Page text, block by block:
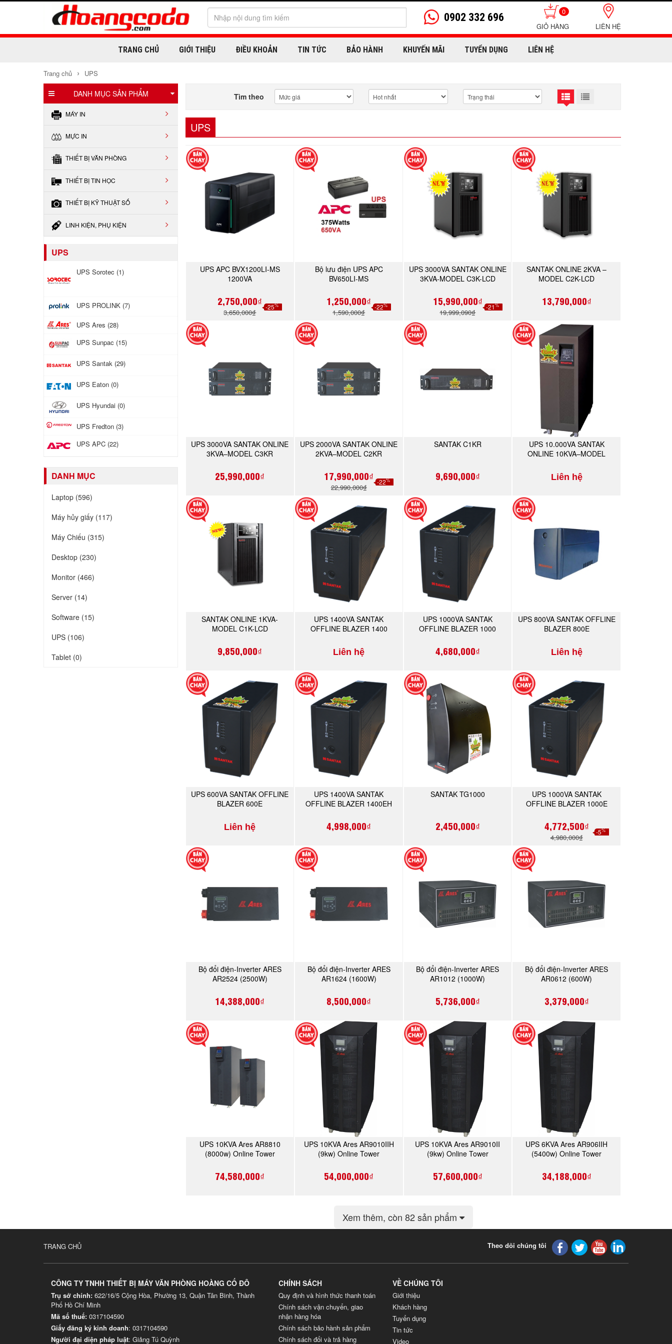
0
0902 332 696
LIÊN HỆ
TRANG CHỦ GIỚI THIỆU ĐIỀU KHOẢN TIN TỨC BẢO HÀNH KHUYẾN MÃI TUYỂN DỤNG LIÊN HỆ
Trang chủ › UPS
DANH MỤC SẢN PHẨM
MÁY IN
MỰC IN
THIẾT BỊ VĂN PHÒNG
THIẾT BỊ TIN HỌC
THIẾT BỊ KỸ THUẬT SỐ
LINH KIỆN, PHỤ KIỆN
UPS
UPS Sorotec (1)
UPS PROLINK (7)
UPS Ares (28)
UPS Sunpac (15)
UPS Santak (29)
UPS Eaton (0)
UPS Hyundai (0)
UPS Fredton (3)
UPS APC (22)
DANH MỤC
Laptop (596)
Máy hủy giấy (117)
Máy Chiếu (315)
Desktop (230)
Monitor (466)
Server (14)
Software (15)
UPS (106)
Tablet (0)
Tìm theo
UPS
UPS APC BVX1200LI-MS
1200VA
2,750,000₫
3,650,000₫
-25%
MUA NGAY
Bộ lưu điện UPS APC
BV650LI-MS
1,250,000₫
1,590,000₫
-22%
MUA NGAY
UPS 3000VA SANTAK ONLINE
3KVA-MODEL C3K-LCD
15,990,000₫
19,999,090₫
-21%
MUA NGAY
SANTAK ONLINE 2KVA –
MODEL C2K-LCD
13,790,000₫
MUA NGAY
UPS 3000VA SANTAK ONLINE
3KVA–MODEL C3KR
25,990,000₫
MUA NGAY
UPS 2000VA SANTAK ONLINE
2KVA–MODEL C2KR
17,990,000₫
22,990,000₫
-22%
MUA NGAY SANTAK C1KR
9,690,000₫
MUA NGAY
UPS 10.000VA SANTAK
ONLINE 10KVA–MODEL
Liên hệ
MUA NGAY
SANTAK ONLINE 1KVA-
MODEL C1K-LCD
9,850,000₫
MUA NGAY
UPS 1400VA SANTAK
OFFLINE BLAZER 1400
Liên hệ
MUA NGAY
UPS 1000VA SANTAK
OFFLINE BLAZER 1000
4,680,000₫
MUA NGAY
UPS 800VA SANTAK OFFLINE
BLAZER 800E
Liên hệ
MUA NGAY
UPS 600VA SANTAK OFFLINE
BLAZER 600E
Liên hệ
MUA NGAY
UPS 1400VA SANTAK
OFFLINE BLAZER 1400EH
4,998,000₫
MUA NGAY SANTAK TG1000
2,450,000₫
MUA NGAY
UPS 1000VA SANTAK
OFFLINE BLAZER 1000E
4,772,500₫
4,980,000₫
-5%
MUA NGAY
Bộ đổi điện-Inverter ARES
AR2524 (2500W)
14,388,000₫
MUA NGAY
Bộ đổi điện-Inverter ARES
AR1624 (1600W)
8,500,000₫
MUA NGAY
Bộ đổi điện-Inverter ARES
AR1012 (1000W)
5,736,000₫
MUA NGAY
Bộ đổi điện-Inverter ARES
AR0612 (600W)
3,379,000₫
MUA NGAY
UPS 10KVA Ares AR8810
(8000w) Online Tower
74,580,000₫
MUA NGAY
UPS 10KVA Ares AR9010IIH
(9kw) Online Tower
54,000,000₫
MUA NGAY
UPS 10KVA Ares AR9010II
(9kw) Online Tower
57,600,000₫
MUA NGAY
UPS 6KVA Ares AR906IIH
(5400w) Online Tower
34,188,000₫
MUA NGAY
Xem thêm, còn 82 sản phẩm
TRANG CHỦ Theo dõi chúng tôi
CÔNG TY TNHH THIẾT BỊ MÁY VĂN PHÒNG HOÀNG CỐ ĐÔ
Trụ sở chính: 622/16/5 Cộng Hòa, Phường 13, Quận Tân Binh, Thành
Phố Hồ Chí Minh
Mã số thuế: 0317104590
Giấy đăng ký kinh doanh: 0317104590
Người đại diện pháp luật: Giảng Tú Quỳnh
CHÍNH SÁCH
Quy định và hình thức thanh toán
Chính sách vận chuyển, giao
nhận hàng hóa
Chính sách bảo hành sản phẩm
Chính sách đổi và trả hàng
VỀ CHÚNG TÔI
Giới thiệu
Khách hàng
Tuyển dụng
Tin tức
Video